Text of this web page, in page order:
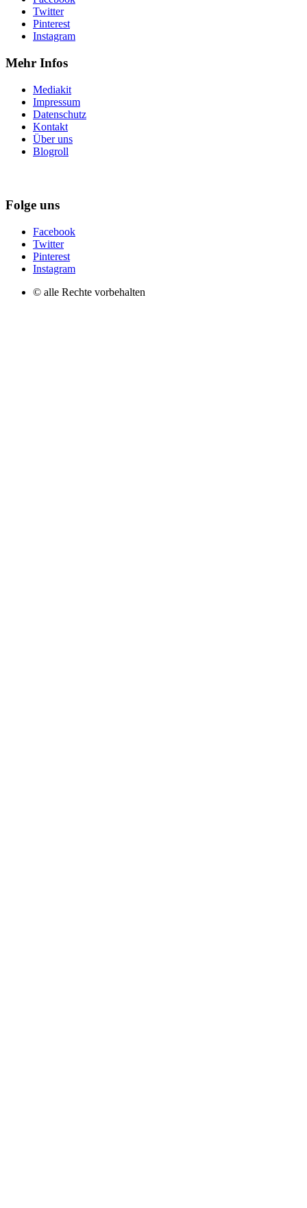
Twitter
Pinterest
Instagram
Mehr Infos
Mediakit
Impressum
Datenschutz
Kontakt
Über uns
Blogroll
Folge uns
Facebook
Twitter
Pinterest
Instagram
© alle Rechte vorbehalten